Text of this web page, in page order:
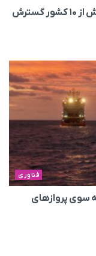
جاسوس‌افزار LightSpy مرتبط با چین به بیش از ۱۰ کشور گسترش
فناوری
سوی پروازهای